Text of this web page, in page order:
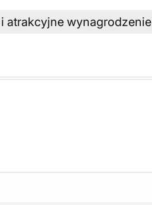
atrakcyjne wynagrodzenie